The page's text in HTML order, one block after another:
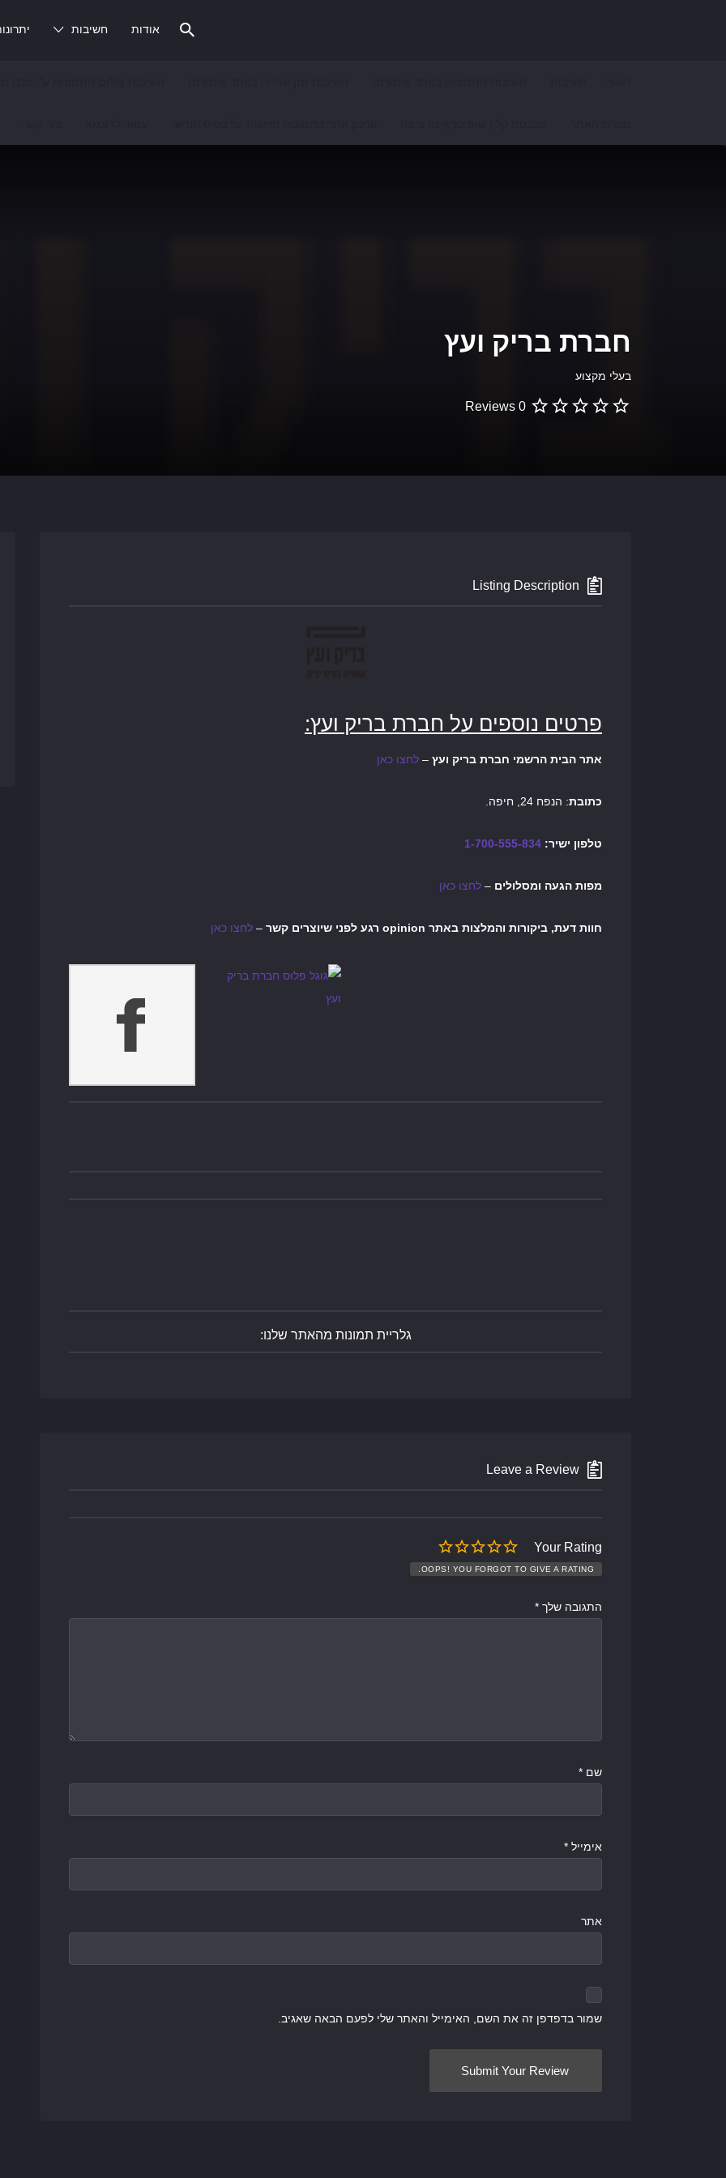
אודות חשיבות
חברת בריק ועץ
בעלי מקצוע
0 Reviews
Listing Description
פרטים נוספים על חברת בריק ועץ:
אתר הבית הרשמי חברת בריק ועץ – לחצו כאן
כתובת: הנפח 24, חיפה.
טלפון ישיר: 1-700-555-834
מפות הגעה ומסלולים – לחצו כאן
חוות דעת, ביקורות והמלצות באתר opinion רגע לפני שיוצרים קשר – לחצו כאן
גלריית תמונות מהאתר שלנו:
Leave a Review
Your Rating
OOPS! YOU FORGOT TO GIVE A RATING.
התגובה שלך *
שם *
אימייל *
אתר
שמור בדפדפן זה את השם, האימייל והאתר שלי לפעם הבאה שאגיב.